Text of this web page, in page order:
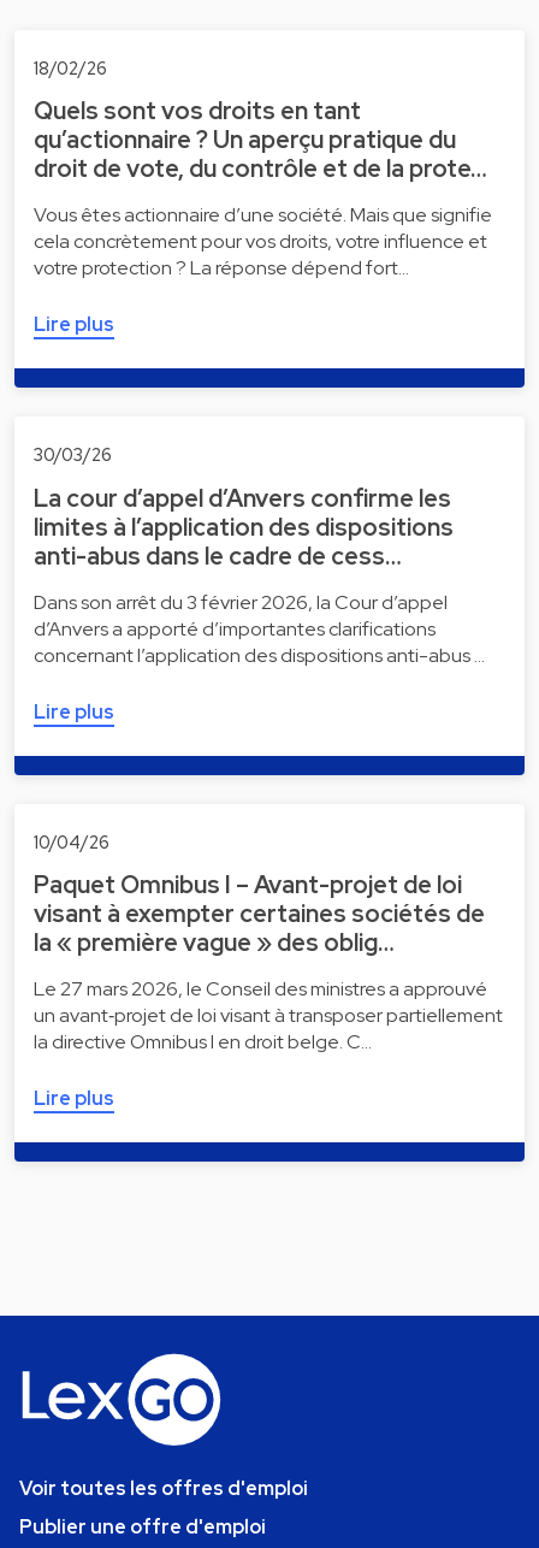
18/02/26
Quels sont vos droits en tant
qu’actionnaire ? Un aperçu pratique du
droit de vote, du contrôle et de la prote…
Vous êtes actionnaire d’une société. Mais que signifie
cela concrètement pour vos droits, votre influence et
votre protection ? La réponse dépend fort…
Lire plus
30/03/26
La cour d’appel d’Anvers confirme les
limites à l’application des dispositions
anti-abus dans le cadre de cess…
Dans son arrêt du 3 février 2026, la Cour d’appel
d’Anvers a apporté d’importantes clarifications
concernant l’application des dispositions anti-abus …
Lire plus
10/04/26
Paquet Omnibus I – Avant-projet de loi
visant à exempter certaines sociétés de
la « première vague » des oblig…
Le 27 mars 2026, le Conseil des ministres a approuvé
un avant‑projet de loi visant à transposer partiellement
la directive Omnibus I en droit belge. C…
Lire plus
Voir toutes les offres d'emploi
Publier une offre d'emploi